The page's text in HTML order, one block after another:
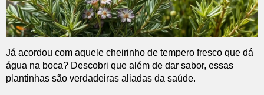
Já acordou com aquele cheirinho de tempero fresco que dá
água na boca? Descobri que além de dar sabor, essas
plantinhas são verdadeiras aliadas da saúde.